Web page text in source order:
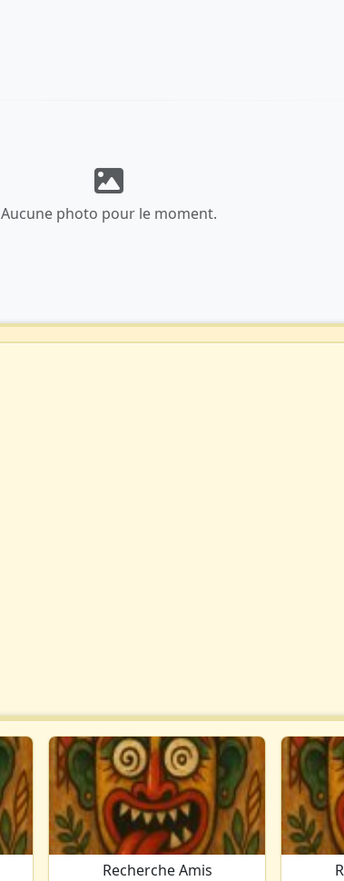
Aucune photo pour le moment.
Recherche Amis